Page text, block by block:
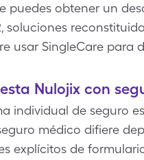
puedes obtener un
soluciones
usar SingleCare para
Nulojix con
individual de seguro
médico difiere
explícitos de